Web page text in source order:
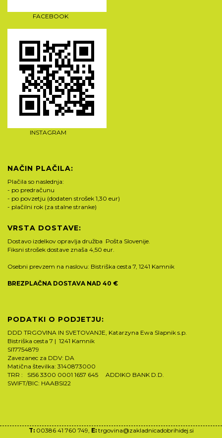
FACEBOOK
INSTAGRAM
NAČIN PLAČILA:
Plačila so naslednja:
- po predračunu
- po povzetju (dodaten strošek 1,30 eur)
- plačilni rok (za stalne stranke)
VRSTA DOSTAVE:
Dostavo izdelkov opravlja družba Pošta Slovenije.
Fiksni strošek dostave znaša 4,50 eur.
Osebni prevzem na naslovu: Bistriška cesta 7, 1241 Kamnik
BREZPLAČNA DOSTAVA NAD 40 €
PODATKI O PODJETJU:
DDD TRGOVINA IN SVETOVANJE, Katarzyna Ewa Slapnik s.p.
Bistriška cesta 7 | 1241 Kamnik
SI17754879
Zavezanec za DDV: DA
Matična številka: 3140873000
TRR : SI56 3300 0001 1657 645 ADDIKO BANK D.D.
SWIFT/BIC: HAABSI22
T:00386 41 760 749, E: trgovina@zakladnicadobrihidej.si